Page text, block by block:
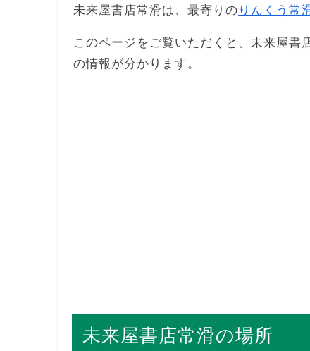
未来屋書店常滑は、最寄りの りんくう常
このページをご覧いただくと、未来屋書
の情報が分かります。
未来屋書店常滑の場所